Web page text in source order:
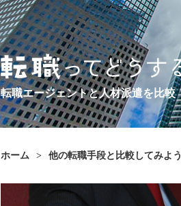
転職エージェントと人材派遣を比較
ホーム > 他の転職手段と比較してみよう